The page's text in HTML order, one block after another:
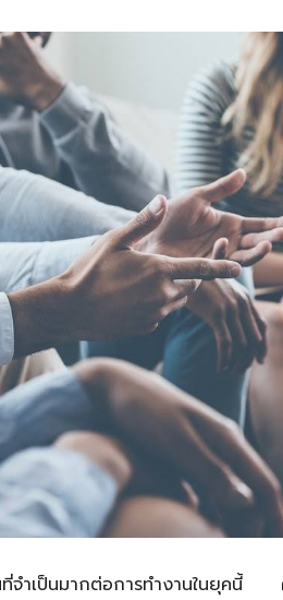
จำเป็นมากต่อการทำงานในยุคนี้